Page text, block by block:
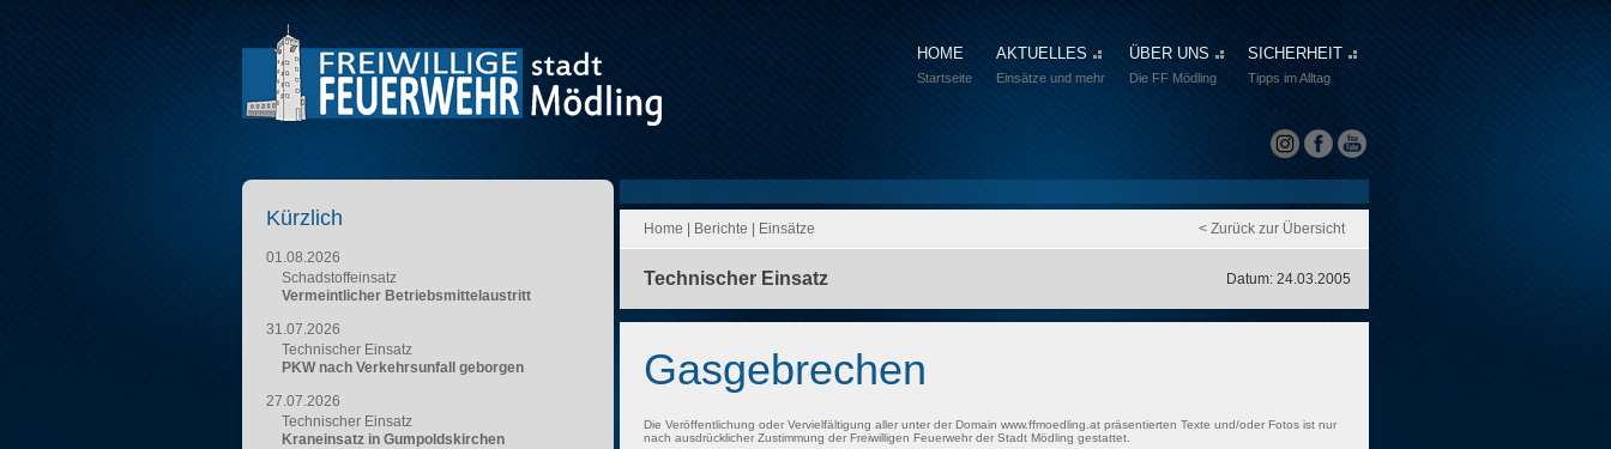
HOME
Startseite
AKTUELLES
Einsätze und mehr
ÜBER UNS
Die FF Mödling
SICHERHEIT
Tipps im Alltag
Home Berichte Einsätze < Zurück zur Übersicht
Technischer Einsatz Datum: 24.03.2005
Gasgebrechen
Die Veröffentlichung oder Vervielfältigung aller unter der Domain www.ffmoedling.at präsentierten Texte und/oder Fotos ist nur
nach ausdrücklicher Zustimmung der Freiwilligen Feuerwehr der Stadt Mödling gestattet.
Kürzlich
01.08.2026
Schadstoffeinsatz
Vermeintlicher Betriebsmittelaustritt
31.07.2026
Technischer Einsatz
PKW nach Verkehrsunfall geborgen
27.07.2026
Technischer Einsatz
Kraneinsatz in Gumpoldskirchen